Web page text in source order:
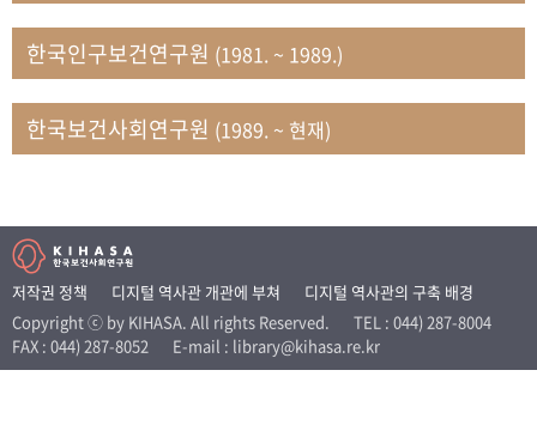
VR 역사관
문현상
가족복지연구실 인구가족연구팀
박인화
보건정책연구실
박재빈
연구부 인구역학담당실
변종화
보건정책연구실 건강증진팀
송건용
보건정책연구실
송태민
정보통계연구실 빅데이터연구센터
신희설
사업개발부 국제협력연구실
이규식
의료보험연구실
이문기
훈련부
한국인구보건연구원 (1981. ~ 1989.)
한국보건사회연구원 (1989. ~ 현재)
저작권 정책 디지털 역사관 개관에 부쳐
디지털 역사관의 구축 배경
Copyright ⓒ by KIHASA. All rights Reserved.
TEL : 044) 287-8004
FAX : 044) 287-8052
E-mail : library@kihasa.re.kr